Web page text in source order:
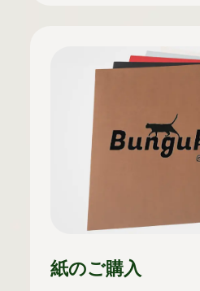
紙のご購入